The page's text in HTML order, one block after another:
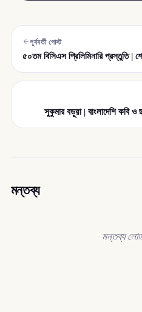
পূর্ববর্তী পোস্ট
৫০তম বিসিএস প্রিলিমিনারি প্রস্তুতি |
সুকুমার বড়ুয়া | বাংলাদেশি
মন্তব্য
মন্তব্য